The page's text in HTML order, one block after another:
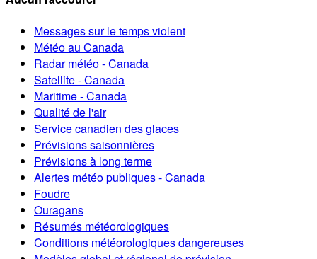
Messages sur le temps violent
Météo au Canada
Radar météo - Canada
Satellite - Canada
Maritime - Canada
Qualité de l'air
Service canadien des glaces
Prévisions saisonnières
Prévisions à long terme
Alertes météo publiques - Canada
Foudre
Ouragans
Résumés météorologiques
Conditions météorologiques dangereuses